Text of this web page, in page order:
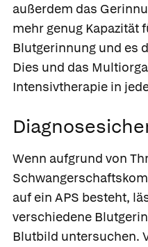
außerdem das
mehr genug Kapazität
Blutgerinnung und es
Dies und das
Intensivtherapie in
Wenn aufgrund von
auf ein APS besteht,
verschiedene
Blutbild untersuchen.